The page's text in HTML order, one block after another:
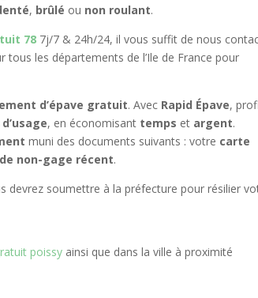
, brûlé ou non roulant.
78 7j/7 & 24h/24, il vous suffit de nous
les départements de l’Ile de France pour
d’épave gratuit. Avec Rapid Épave,
, en économisant temps et argent.
muni des documents suivants : votre carte
non-gage récent.
devrez soumettre à la préfecture pour résilier
poissy ainsi que dans la ville à proximité